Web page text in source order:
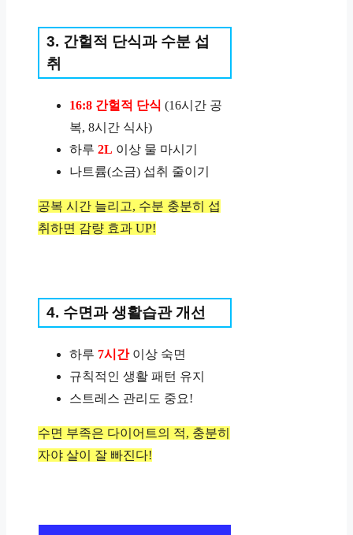
3. 간헐적 단식과 수분 섭
취
16:8 간헐적 단식 (16시간 공
복, 8시간 식사)
하루 2L 이상 물 마시기
나트륨(소금) 섭취 줄이기
공복 시간 늘리고, 수분 충분히 섭
취하면 감량 효과 UP!
4. 수면과 생활습관 개선
하루 7시간이상 숙면
규칙적인 생활 패턴 유지
스트레스 관리도 중요!
수면 부족은 다이어트의 적, 충분히
자야 살이 잘 빠진다!